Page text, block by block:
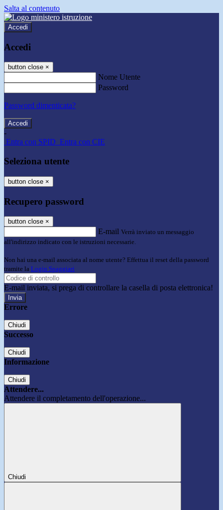
Salta al contenuto
Accedi
Accedi
button close ×
Nome Utente
Password
Password dimenticata?
-
Entra con SPID Entra con CIE
Seleziona utente
button close ×
Recupero password
button close ×
E-mail Verrà inviato un messaggio
all'indirizzo indicato con le istruzioni necessarie.
Non hai una e-mail associata al nome utente? Effettua il reset della password
tramite la Login Spaggiari
E-mail inviata, si prega di controllare la casella di posta elettronica!
Errore
Chiudi
Successo
Chiudi
Informazione
Chiudi
Attendere...
Attendere il completamento dell'operazione...
Chiudi